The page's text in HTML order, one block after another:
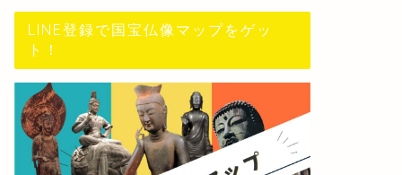
LINE登録で国宝仏像マップをゲッ
ト！